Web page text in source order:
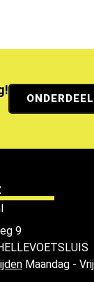
9
Maandag -